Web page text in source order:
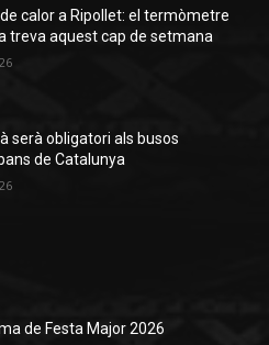
calor a Ripollet: el termòmetre
treva aquest cap de setmana
serà obligatori als busos
de Catalunya
de Festa Major 2026